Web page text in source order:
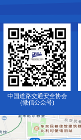
中国道路交通安全协会
(微信公众号)